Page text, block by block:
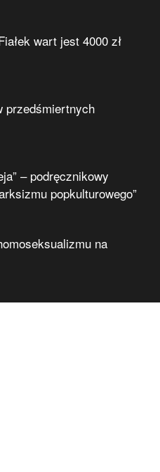
wart jest 4000 zł
przedśmiertnych
– podręcznikowy
popkulturowego”
na